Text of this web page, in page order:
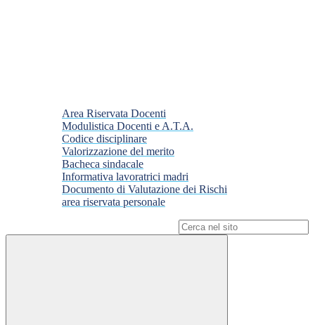
Area Riservata Docenti
Modulistica Docenti e A.T.A.
Codice disciplinare
Valorizzazione del merito
Bacheca sindacale
Informativa lavoratrici madri
Documento di Valutazione dei Rischi
area riservata personale